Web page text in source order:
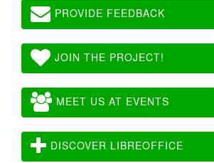
PROVIDE FEEDBACK
JOIN THE PROJECT!
MEET US AT EVENTS
DISCOVER LIBREOFFICE